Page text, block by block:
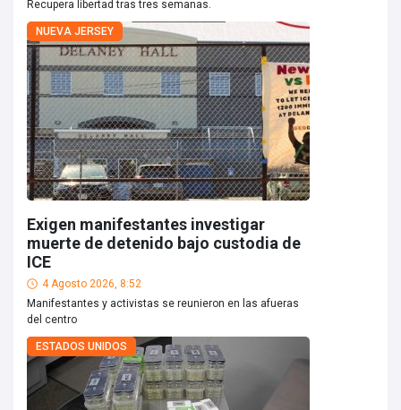
Recupera libertad tras tres semanas.
NUEVA JERSEY
Exigen manifestantes investigar
muerte de detenido bajo custodia de
ICE
4 Agosto 2026, 8:52
Manifestantes y activistas se reunieron en las afueras
del centro
ESTADOS UNIDOS